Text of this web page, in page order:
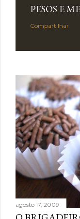
PESOS E
Compartilhar
agosto 17, 2009